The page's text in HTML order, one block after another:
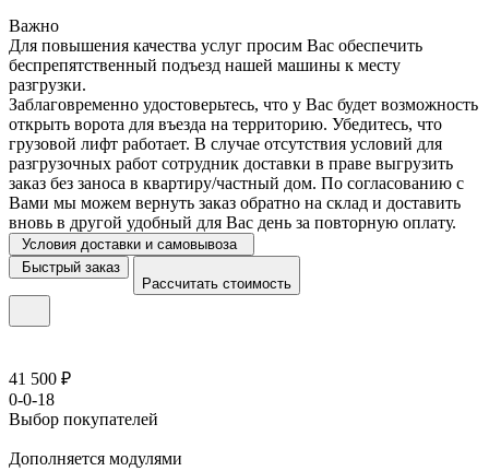
Важно
Для повышения качества услуг просим Вас обеспечить
беспрепятственный подъезд нашей машины к месту
разгрузки.
Заблаговременно удостоверьтесь, что у Вас будет возможность
открыть ворота для въезда на территорию. Убедитесь, что
грузовой лифт работает. В случае отсутствия условий для
разгрузочных работ сотрудник доставки в праве выгрузить
заказ без заноса в квартиру/частный дом. По согласованию с
Вами мы можем вернуть заказ обратно на склад и доставить
вновь в другой удобный для Вас день за повторную оплату.
Условия доставки и самовывоза
Быстрый заказ
Рассчитать стоимость
41 500 ₽
0-0-18
Выбор покупателей
Дополняется модулями